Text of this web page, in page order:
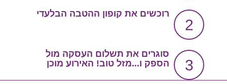
צור קשר
סרטון הסבר
2
רוכשים את קופון ההטבה הבלעדי
3
סוגרים את תשלום העסקה מול
הספק ו...מזל טוב! האירוע מוכן